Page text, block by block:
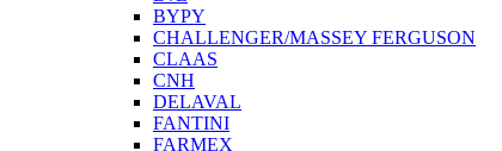
BYPY
CHALLENGER/MASSEY FERGUSON
CLAAS
CNH
DELAVAL
FANTINI
FARMEX